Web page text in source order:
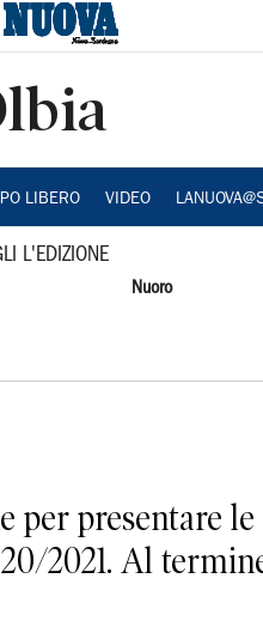
LIBERO VIDEO
L'EDIZIONE
Nuoro
per presentare
2021. Al